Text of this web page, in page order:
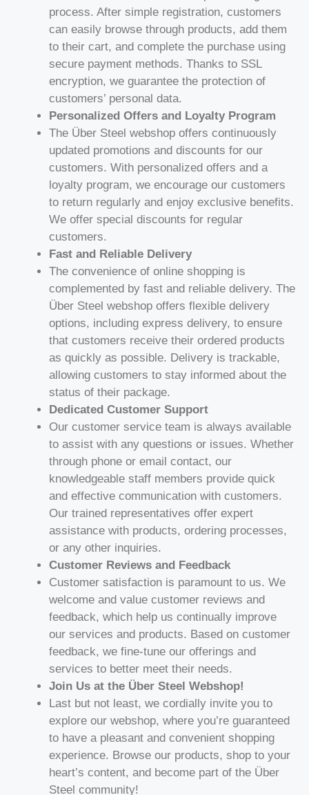
process. After simple registration, customers
can easily browse through products, add them
to their cart, and complete the purchase using
secure payment methods. Thanks to SSL
encryption, we guarantee the protection of
customers’ personal data.
Personalized Offers and Loyalty Program
The Über Steel webshop offers continuously
updated promotions and discounts for our
customers. With personalized offers and a
loyalty program, we encourage our customers
to return regularly and enjoy exclusive benefits.
We offer special discounts for regular
customers.
Fast and Reliable Delivery
The convenience of online shopping is
complemented by fast and reliable delivery. The
Über Steel webshop offers flexible delivery
options, including express delivery, to ensure
that customers receive their ordered products
as quickly as possible. Delivery is trackable,
allowing customers to stay informed about the
status of their package.
Dedicated Customer Support
Our customer service team is always available
to assist with any questions or issues. Whether
through phone or email contact, our
knowledgeable staff members provide quick
and effective communication with customers.
Our trained representatives offer expert
assistance with products, ordering processes,
or any other inquiries.
Customer Reviews and Feedback
Customer satisfaction is paramount to us. We
welcome and value customer reviews and
feedback, which help us continually improve
our services and products. Based on customer
feedback, we fine-tune our offerings and
services to better meet their needs.
Join Us at the Über Steel Webshop!
Last but not least, we cordially invite you to
explore our webshop, where you’re guaranteed
to have a pleasant and convenient shopping
experience. Browse our products, shop to your
heart’s content, and become part of the Über
Steel community!